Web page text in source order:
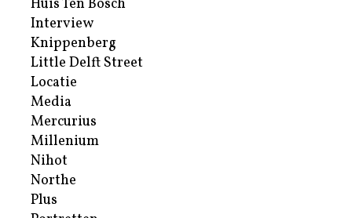
Huis Ten Bosch
Interview
Knippenberg
Little Delft Street
Locatie
Media
Mercurius
Millenium
Nihot
Northe
Plus